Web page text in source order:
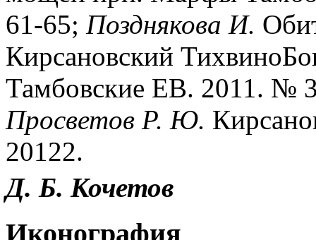
61-65; Позднякова И.
Кирсановский
Тамбовские ЕВ. 2011. №
Просветов Р. Ю.
20122.
Д. Б. Кочетов
Иконография